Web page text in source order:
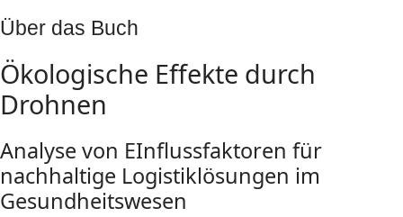
Über das Buch
Ökologische Effekte durch
Drohnen
Analyse von EInflussfaktoren für
nachhaltige Logistiklösungen im
Gesundheitswesen